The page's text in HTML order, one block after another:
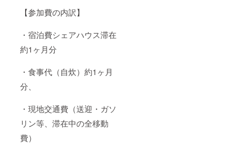
【参加費の内訳】
・宿泊費シェアハウス滞在
約1ヶ月分
・食事代（自炊）約1ヶ月
分、
・現地交通費（送迎・ガソ
リン等、滞在中の全移動
費）